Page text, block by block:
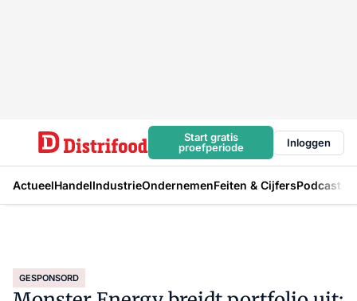
Start gratis
proefperiode
Inloggen
ActueelHandelIndustrieOndernemenFeiten & CijfersPodcast
GESPONSORD